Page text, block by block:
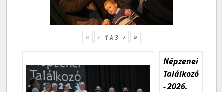
« ‹ 1A 3 › »
Népzenei
Találkozó
- 2026.